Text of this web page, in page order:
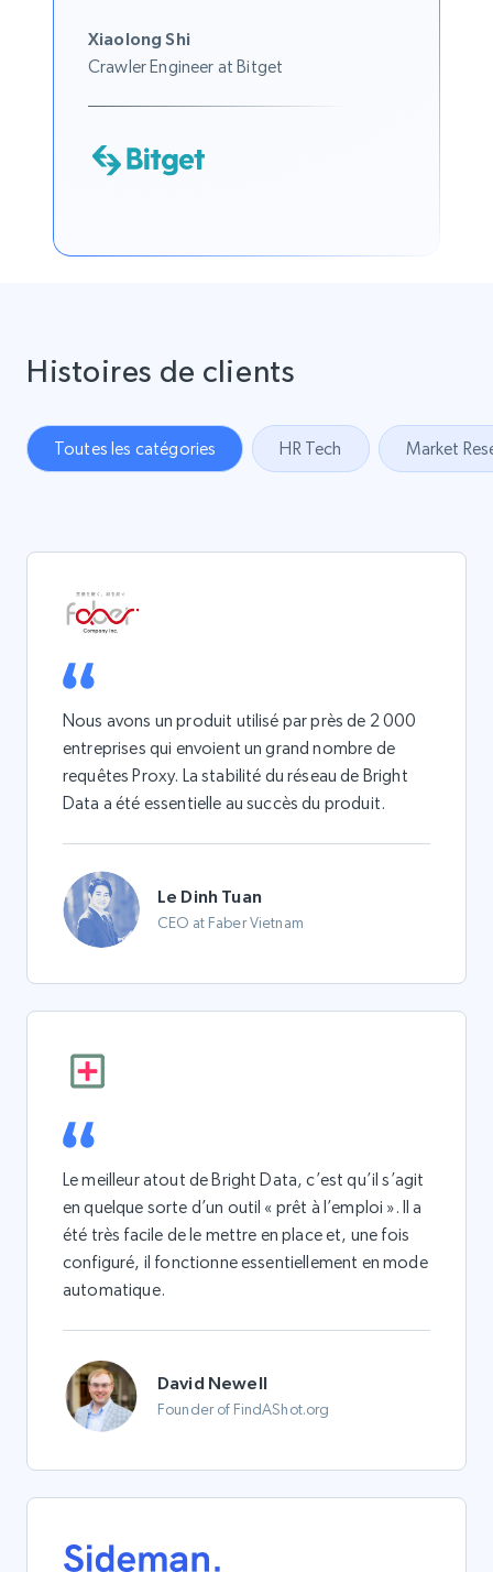
Xiaolong Shi
Crawler Engineer at Bitget
Histoires de clients
Toutes les catégories HR Tech Market
Nous avons un produit utilisé par près de 2 000
entreprises qui envoient un grand nombre de
requêtes Proxy. La stabilité du réseau de Bright
Data a été essentielle au succès du produit.
Le Dinh Tuan
CEO at Faber Vietnam
Le meilleur atout de Bright Data, c’est qu’il s’agit
en quelque sorte d’un outil « prêt à l’emploi ». Il a
été très facile de le mettre en place et, une fois
configuré, il fonctionne essentiellement en mode
automatique.
David Newell
Founder of FindAShot.org